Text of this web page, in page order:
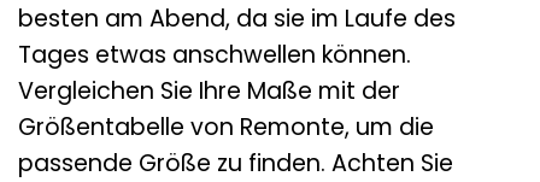
besten am Abend, da sie im Laufe des
Tages etwas anschwellen können.
Vergleichen Sie Ihre Maße mit der
Größentabelle von Remonte, um die
passende Größe zu finden. Achten Sie